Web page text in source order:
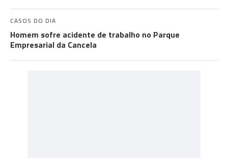
CASOS DO DIA
Homem sofre acidente de trabalho no Parque
Empresarial da Cancela